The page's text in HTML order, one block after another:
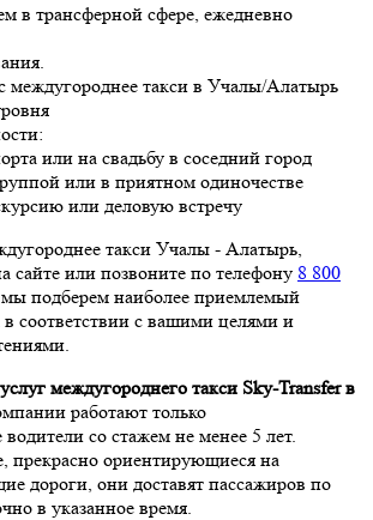
в трансферной сфере, ежедневно
междугороднее такси в Учалы/Алатырь
или на свадьбу в соседний город
или в приятном одиночестве
или деловую встречу
такси Учалы - Алатырь,
сайте или позвоните по телефону 8 800
мы подберем наиболее приемлемый
в соответствии с вашими целями и
междугороднего такси Sky-Transfer в
работают только
со стажем не менее 5 лет.
прекрасно ориентирующиеся на
дороги, они доставят пассажиров по
в указанное время.